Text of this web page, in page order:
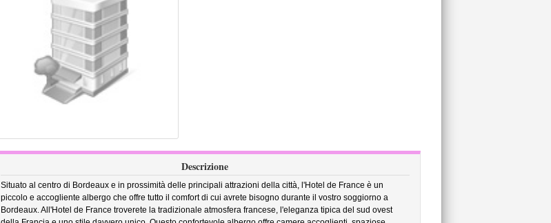
Descrizione
Situato al centro di Bordeaux e in prossimità delle principali attrazioni della città, l'Hotel de France è un
piccolo e accogliente albergo che offre tutto il comfort di cui avrete bisogno durante il vostro soggiorno a
Bordeaux. All'Hotel de France troverete la tradizionale atmosfera francese, l'eleganza tipica del sud ovest